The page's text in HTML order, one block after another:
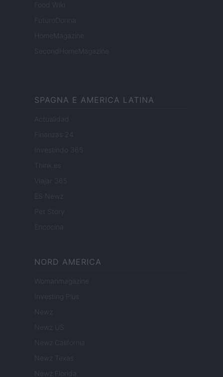
Food Wiki
FuturoDonna
HomeMagazine
SecondHomeMagazine
SPAGNA E AMERICA LATINA
Actualidad
Finanzas 24
Investindo 365
Think.es
Viajar 365
ES Newz
Pet Story
Encocina
NORD AMERICA
Womanmagazine
Investing Plus
Newz
Newz US
Newz California
Newz Texas
Newz Florida